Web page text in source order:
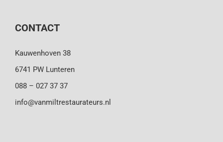
CONTACT
Kauwenhoven 38
6741 PW Lunteren
088 – 027 37 37
info@vanmiltrestaurateurs.nl